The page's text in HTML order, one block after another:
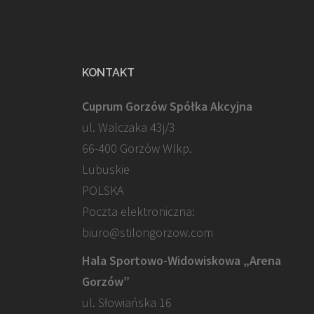
KONTAKT
Cuprum Gorzów Spółka Akcyjna
ul. Walczaka 43j/3
66-400 Gorzów Wlkp.
Lubuskie
POLSKA
Poczta elektroniczna:
biuro@stilongorzow.com
Hala Sportowo-Widowiskowa „Arena
Gorzów”
ul. Słowiańska 16